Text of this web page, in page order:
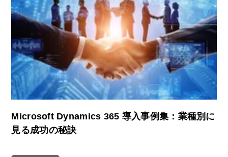
Microsoft Dynamics 365 導入事例集：業種別に
見る成功の秘訣